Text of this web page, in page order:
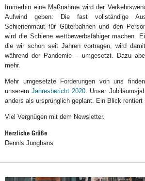
Immerhin eine Maßnahme wird der
Aufwind geben: Die fast vollständige
Schienenmaut für Güterbahnen und den
wird die Schiene wettbewerbsfähiger machen.
die wir schon seit Jahren vortragen, wird
während der Pandemie – umgesetzt. Dazu
mehr.
Mehr umgesetzte Forderungen von uns
unseremJahresbericht 2020. Unser
anders als ursprünglich geplant. Ein Blick rentiert
Viel Vergnügen mit dem Newsletter.
Herzliche Grüße
Dennis Junghans